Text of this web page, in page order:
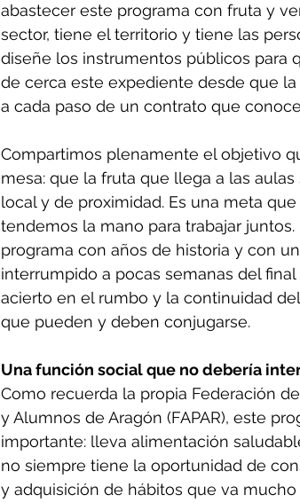
abastecer este programa con fruta y
sector, tiene el territorio y tiene las
diseñe los instrumentos públicos para
de cerca este expediente desde que
a cada paso de un contrato que
Compartimos plenamente el objetivo
mesa: que la fruta que llega a las
local y de proximidad. Es una meta
tendemos la mano para trabajar
programa con años de historia y con
interrumpido a pocas semanas del
acierto en el rumbo y la continuidad
que pueden y deben conjugarse.
Una función social que no debería
Como recuerda la propia Federación
y Alumnos de Aragón (FAPAR), este
importante: lleva alimentación
no siempre tiene la oportunidad de
y adquisición de hábitos que va